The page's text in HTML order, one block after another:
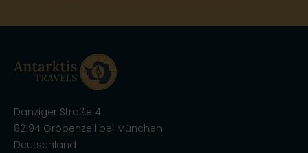
Danziger Straße 4
82194 Gröbenzell bei München
Deutschland